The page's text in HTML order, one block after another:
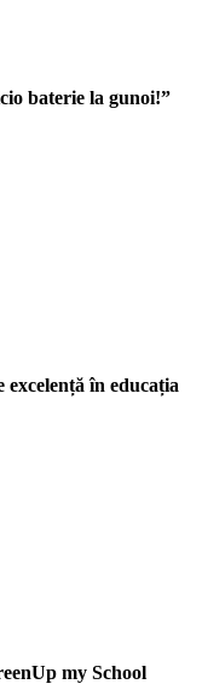
baterie la gunoi!”
excelență în educația
my School